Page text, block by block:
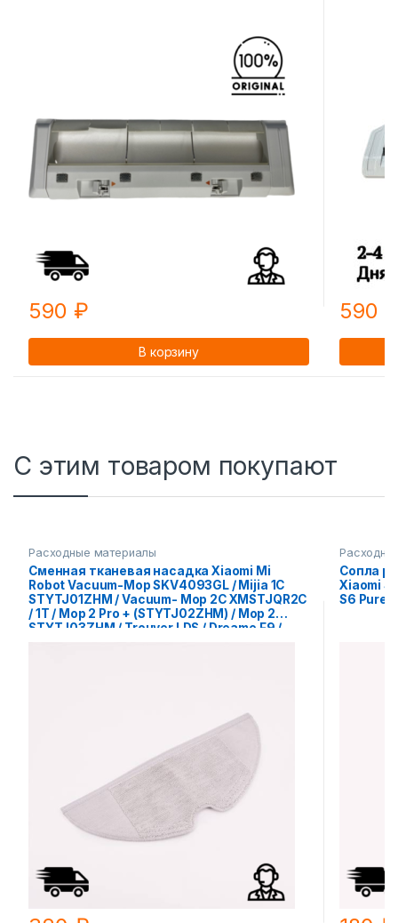
590 ₽
В корзину
590
С этим товаром покупают
Расходные материалы
Сменная тканевая насадка Xiaomi Mi
Robot Vacuum-Mop SKV4093GL / Mijia 1C
STYTJ01ZHM / Vacuum- Mop 2C XMSTJQR2C
/ 1T / Mop 2 Pro + (STYTJ02ZHM) / Mop 2
STYTJ03ZHM / Trouver LDS / Dreame F9 /
Сопла
Xiaomi
S6 Pure